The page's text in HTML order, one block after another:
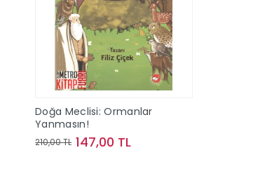
Doğa Meclisi: Ormanlar
Yanmasın!
210,00 TL 147,00 TL